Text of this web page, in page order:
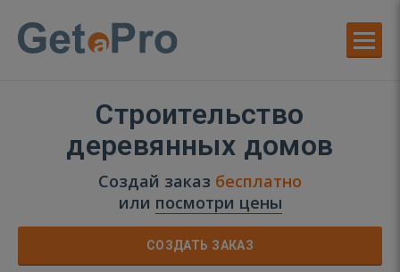
Строительство
деревянных домов
Создай заказ бесплатно
или посмотри цены
СОЗДАТЬ ЗАКАЗ